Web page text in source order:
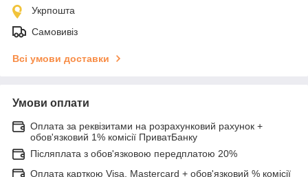
Укрпошта
Самовивіз
Всі умови доставки
Умови оплати
Оплата за реквізитами на розрахунковий рахунок +
обов'язковий 1% комісії ПриватБанку
Післяплата з обов'язковою передплатою 20%
Оплата карткою Visa, Mastercard + обов'язковий % комісії